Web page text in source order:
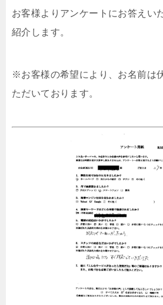
お客様よりアンケートにお答えい
紹介します。
※お客様の希望により、お名前は
ただいております。